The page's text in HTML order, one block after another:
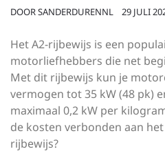
DOORSANDERDURENNL 29 JULI
Het A2-rijbewijs is een
motorliefhebbers die net
Met dit rijbewijs kun je
vermogen tot 35 kW (48 pk)
maximaal 0,2 kW per
de kosten verbonden aan
rijbewijs?